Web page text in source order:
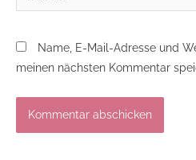
Name, E-Mail-Adresse und
meinen nächsten Kommentar